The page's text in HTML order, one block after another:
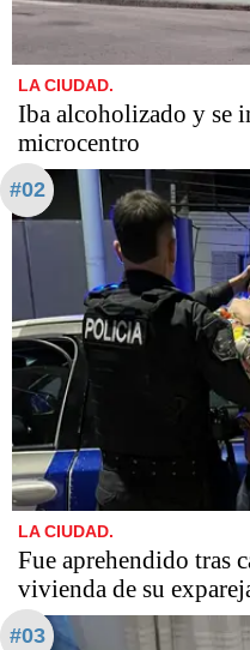
LA CIUDAD.
Iba alcoholizado y se
microcentro
#02
LA CIUDAD.
Fue aprehendido tras
vivienda de su
#03